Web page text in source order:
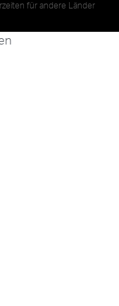
für andere Länder